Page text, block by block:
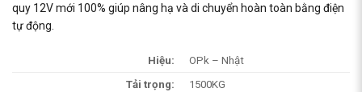
quy 12V mới 100% giúp nâng hạ và di chuyển hoàn toàn bằng điện
tự động.
Hiệu:
OPk – Nhật
Tải trọng:
1500KG